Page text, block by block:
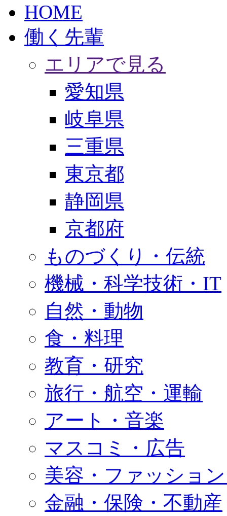
HOME
働く先輩
エリアで見る
愛知県
岐阜県
三重県
東京都
静岡県
京都府
ものづくり・伝統
機械・科学技術・IT
自然・動物
食・料理
教育・研究
旅行・航空・運輸
アート・音楽
マスコミ・広告
美容・ファッショ
金融・保険・不動産